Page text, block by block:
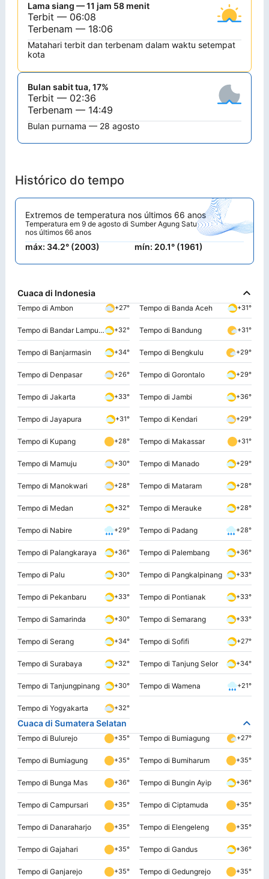
Lama siang — 11 jam 58 menit
Terbit — 06:08
Terbenam — 18:06
Matahari terbit dan terbenam dalam waktu setempat
kota
Bulan sabit tua, 17%
Terbit — 02:36
Terbenam — 14:49
Bulan purnama — 28 agosto
Histórico do tempo
Extremos de temperatura nos últimos 66 anos
Temperatura em 9 de agosto di Sumber Agung Satu
nos últimos 66 anos
máx: 34.2° (2003) mín: 20.1° (1961)
Cuaca di Indonesia
Tempo di Ambon +27° Tempo di Banda Aceh +31°
Tempo di Bandar Lampung +32° Tempo di Bandung +31°
Tempo di Banjarmasin +34° Tempo di Bengkulu +29°
Tempo di Denpasar +26° Tempo di Gorontalo +29°
Tempo di Jakarta +33° Tempo di Jambi +36°
Tempo di Jayapura +31° Tempo di Kendari +29°
Tempo di Kupang +28° Tempo di Makassar +31°
Tempo di Mamuju +30° Tempo di Manado +29°
Tempo di Manokwari +28° Tempo di Mataram +28°
Tempo di Medan +32° Tempo di Merauke +28°
Tempo di Nabire +29° Tempo di Padang +28°
Tempo di Palangkaraya +36° Tempo di Palembang +36°
Tempo di Palu +30° Tempo di Pangkalpinang +33°
Tempo di Pekanbaru +33° Tempo di Pontianak +33°
Tempo di Samarinda +30° Tempo di Semarang +33°
Tempo di Serang +34° Tempo di Sofifi +27°
Tempo di Surabaya +32° Tempo di Tanjung Selor +34°
Tempo di Tanjungpinang +30° Tempo di Wamena +21°
Tempo di Yogyakarta +32°
Cuaca di Sumatera Selatan
Tempo di Bulurejo +35° Tempo di Bumiagung +27°
Tempo di Bumiagung +35° Tempo di Bumiharum +35°
Tempo di Bunga Mas +36° Tempo di Bungin Ayip +36°
Tempo di Campursari +35° Tempo di Ciptamuda +35°
Tempo di Danaraharjo +35° Tempo di Elengeleng +35°
Tempo di Gajahari +35° Tempo di Gandus +36°
Tempo di Ganjarejo +35° Tempo di Gedungrejo +35°